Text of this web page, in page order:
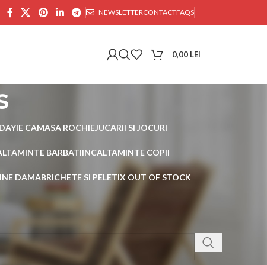
NEWSLETTERCONTACTFAQS
0,00 LEI
IE CAMASA ROCHIEJUCARII SI JOCURI
BARBATIINCALTAMINTE COPII
DAMABRICHETE SI PELETIX OUT OF STOCK